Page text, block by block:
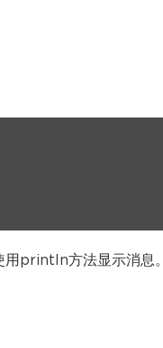
println方法显示消息。